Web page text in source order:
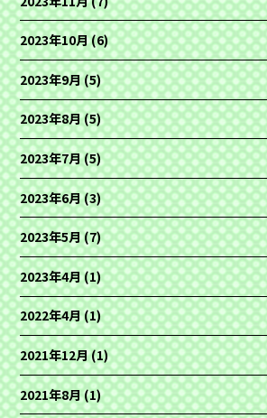
2023年10月(6)
2023年9月(5)
2023年8月(5)
2023年7月(5)
2023年6月(3)
2023年5月(7)
2023年4月(1)
2022年4月(1)
2021年12月(1)
2021年8月(1)